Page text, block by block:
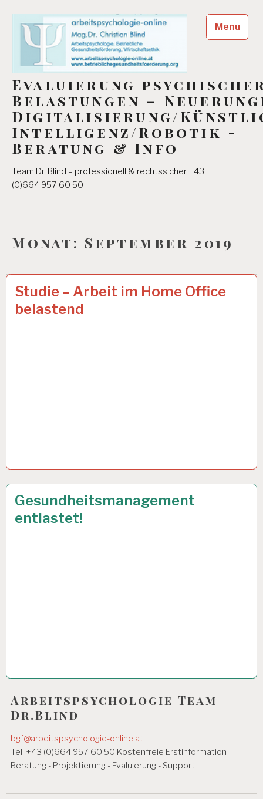
content
Evaluierung
Belastungen –
Digitalisierung/
Intelligenz/Robotik -
Beratung & Info
Team Dr. Blind – professionell & rechtssicher +43
(0)664 957 60 50
Menu
Monat: September 2019
AOK…
Studie – Arbeit im Home Office
belastend
25 SEP. 2019
ARBEIT
UND
GESUNDHEIT…
Gesundheitsmanagement
entlastet!
13 SEP. 2019
Arbeitspsychologie Team
Dr.Blind
bgf@arbeitspsychologie-online.at
Tel. +43 (0)664 957 60 50 Kostenfreie Erstinformation
Beratung - Projektierung - Evaluierung - Support